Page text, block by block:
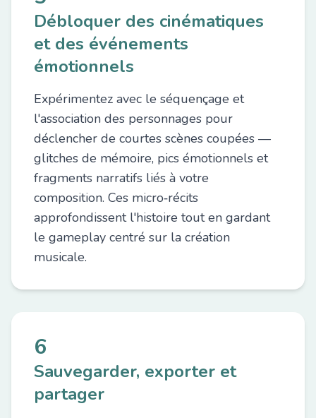
Débloquer des cinématiques
et des événements
émotionnels
Expérimentez avec le séquençage et
l'association des personnages pour
déclencher de courtes scènes coupées —
glitches de mémoire, pics émotionnels et
fragments narratifs liés à votre
composition. Ces micro‑récits
approfondissent l'histoire tout en gardant
le gameplay centré sur la création
musicale.
6
Sauvegarder, exporter et
partager